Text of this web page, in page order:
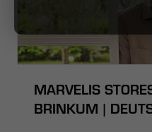
NACHHALTIGKEIT
MARVELIS
BRINKUM |